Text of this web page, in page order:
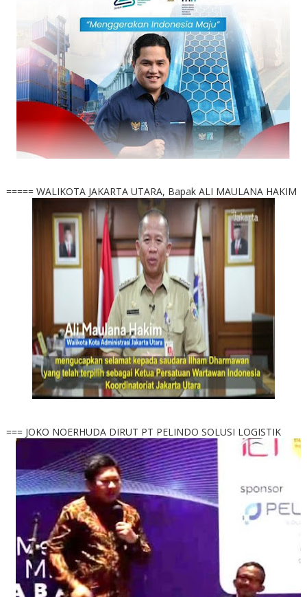
===== WALIKOTA JAKARTA UTARA, Bapak ALI MAULANA HAKIM
=== JOKO NOERHUDA DIRUT PT PELINDO SOLUSI LOGISTIK